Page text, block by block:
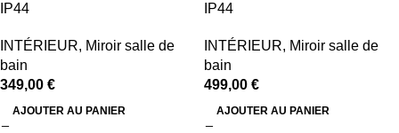
IP44
INTÉRIEUR, Miroir salle de
bain
349,00 €
AJOUTER AU PANIER
IP44
INTÉRIEUR, Miroir salle de
bain
499,00 €
AJOUTER AU PANIER